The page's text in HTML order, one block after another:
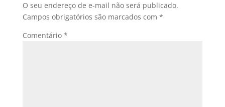
O seu endereço de e-mail não será publicado.
Campos obrigatórios são marcados com *
Comentário *